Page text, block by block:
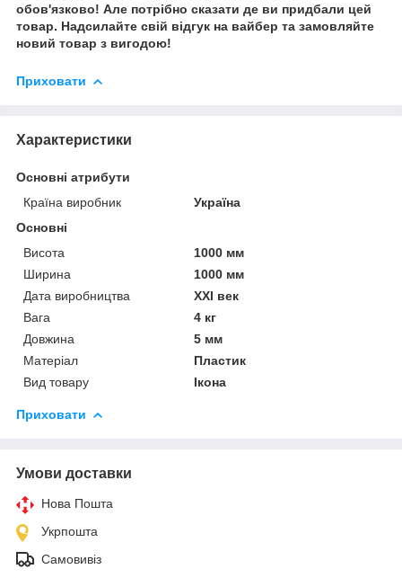
обов'язково! Але потрібно сказати де ви придбали цей
товар. Надсилайте свій відгук на вайбер та замовляйте
новий товар з вигодою!
Приховати
Характеристики
Основні атрибути
Країна виробник
Україна
Основні
Висота
1000 мм
Ширина
1000 мм
Дата виробництва
XXI век
Вага
4 кг
Довжина
5 мм
Матеріал
Пластик
Вид товару
Ікона
Приховати
Умови доставки
Нова Пошта
Укрпошта
Самовивіз